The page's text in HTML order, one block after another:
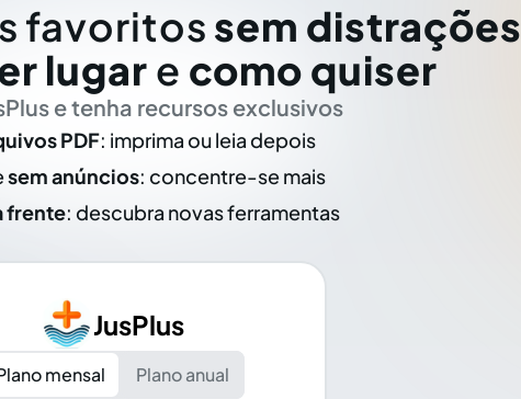
favoritos sem distrações
lugar e como quiser
e tenha recursos exclusivos
PDF: imprima ou leia depois
sem anúncios: concentre-se mais
frente: descubra novas ferramentas
JusPlus
mensal
Plano anual